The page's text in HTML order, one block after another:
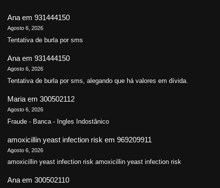
Anaem 931444150
Agosto 6, 2026
Tentativa de burla por sms
Ana em 931444150
Agosto 6, 2026
Tentativa de burla por sms, alegando que há valores em dívida.
Maria em 300502112
Agosto 6, 2026
Fraude - Banca - Ingles Indostânico
amoxicillin yeast infection risk em 969209911
Agosto 6, 2026
amoxicillin yeast infection risk amoxicillin yeast infection risk
Ana em 300502110